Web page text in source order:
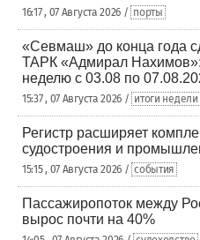
16:17 , 07 Августа 2026 / порты
«Севмаш» до конца года
ТАРК «Адмирал Нахимов»:
неделю с 03.08 по
15:37 , 07 Августа 2026 / итоги недели
Регистр расширяет
судостроения и
15:15 , 07 Августа 2026 / события
Пассажиропоток между
вырос почти на 40%